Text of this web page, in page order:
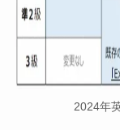
2024年